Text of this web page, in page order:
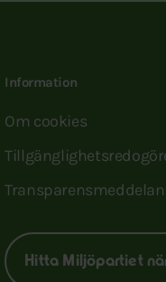
Information
Om cookies
Hitta Miljöpartiet